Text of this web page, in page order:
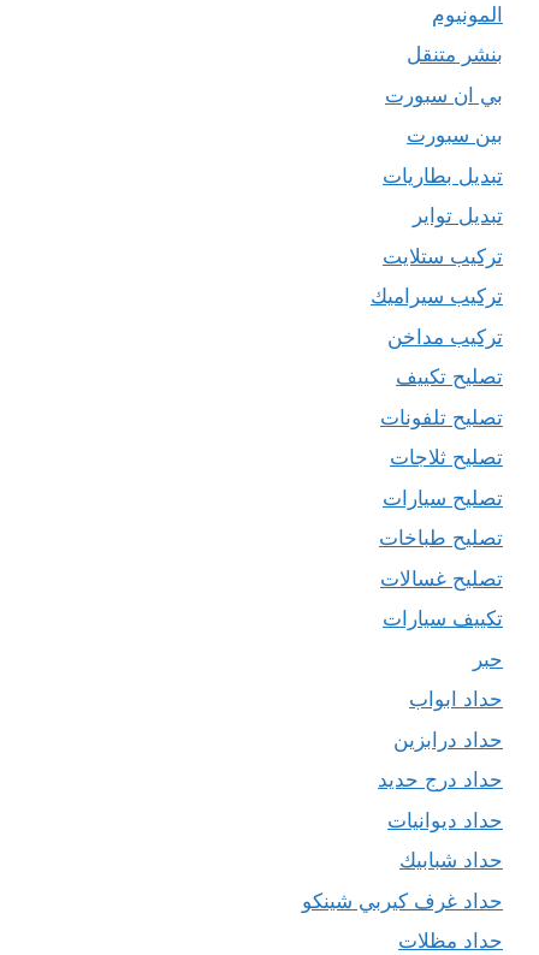
المونيوم
بنشر متنقل
بي ان سبورت
بين سبورت
تبديل بطاريات
تبديل تواير
تركيب ستلايت
تركيب سيراميك
تركيب مداخن
تصليح تكييف
تصليح تلفونات
تصليح ثلاجات
تصليح سيارات
تصليح طباخات
تصليح غسالات
تكييف سيارات
حبر
حداد ابواب
حداد درابزين
حداد درج حديد
حداد ديوانيات
حداد شبابيك
حداد غرف كيربي شينكو
حداد مظلات